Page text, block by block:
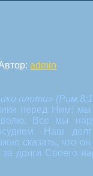
admin
плоти»
перед Ним:
Все мы
Наш
сказать, что
долги Своего